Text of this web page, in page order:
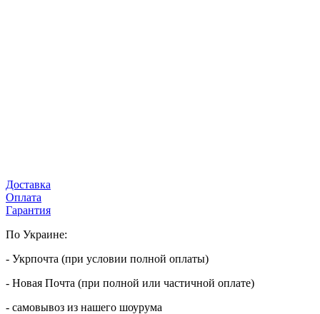
Доставка
Оплата
Гарантия
По Украине:
- Укрпочта (при условии полной оплаты)
- Новая Почта (при полной или частичной оплате)
- самовывоз из нашего шоурума